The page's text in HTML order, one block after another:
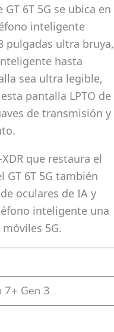
6T 5G se ubica en
inteligente
pulgadas ultra bruya,
hasta
sea ultra legible,
pantalla LPTO de
de transmisión y
que restaura el
GT 6T 5G también
oculares de IA y
inteligente una
5G.
7+ Gen 3